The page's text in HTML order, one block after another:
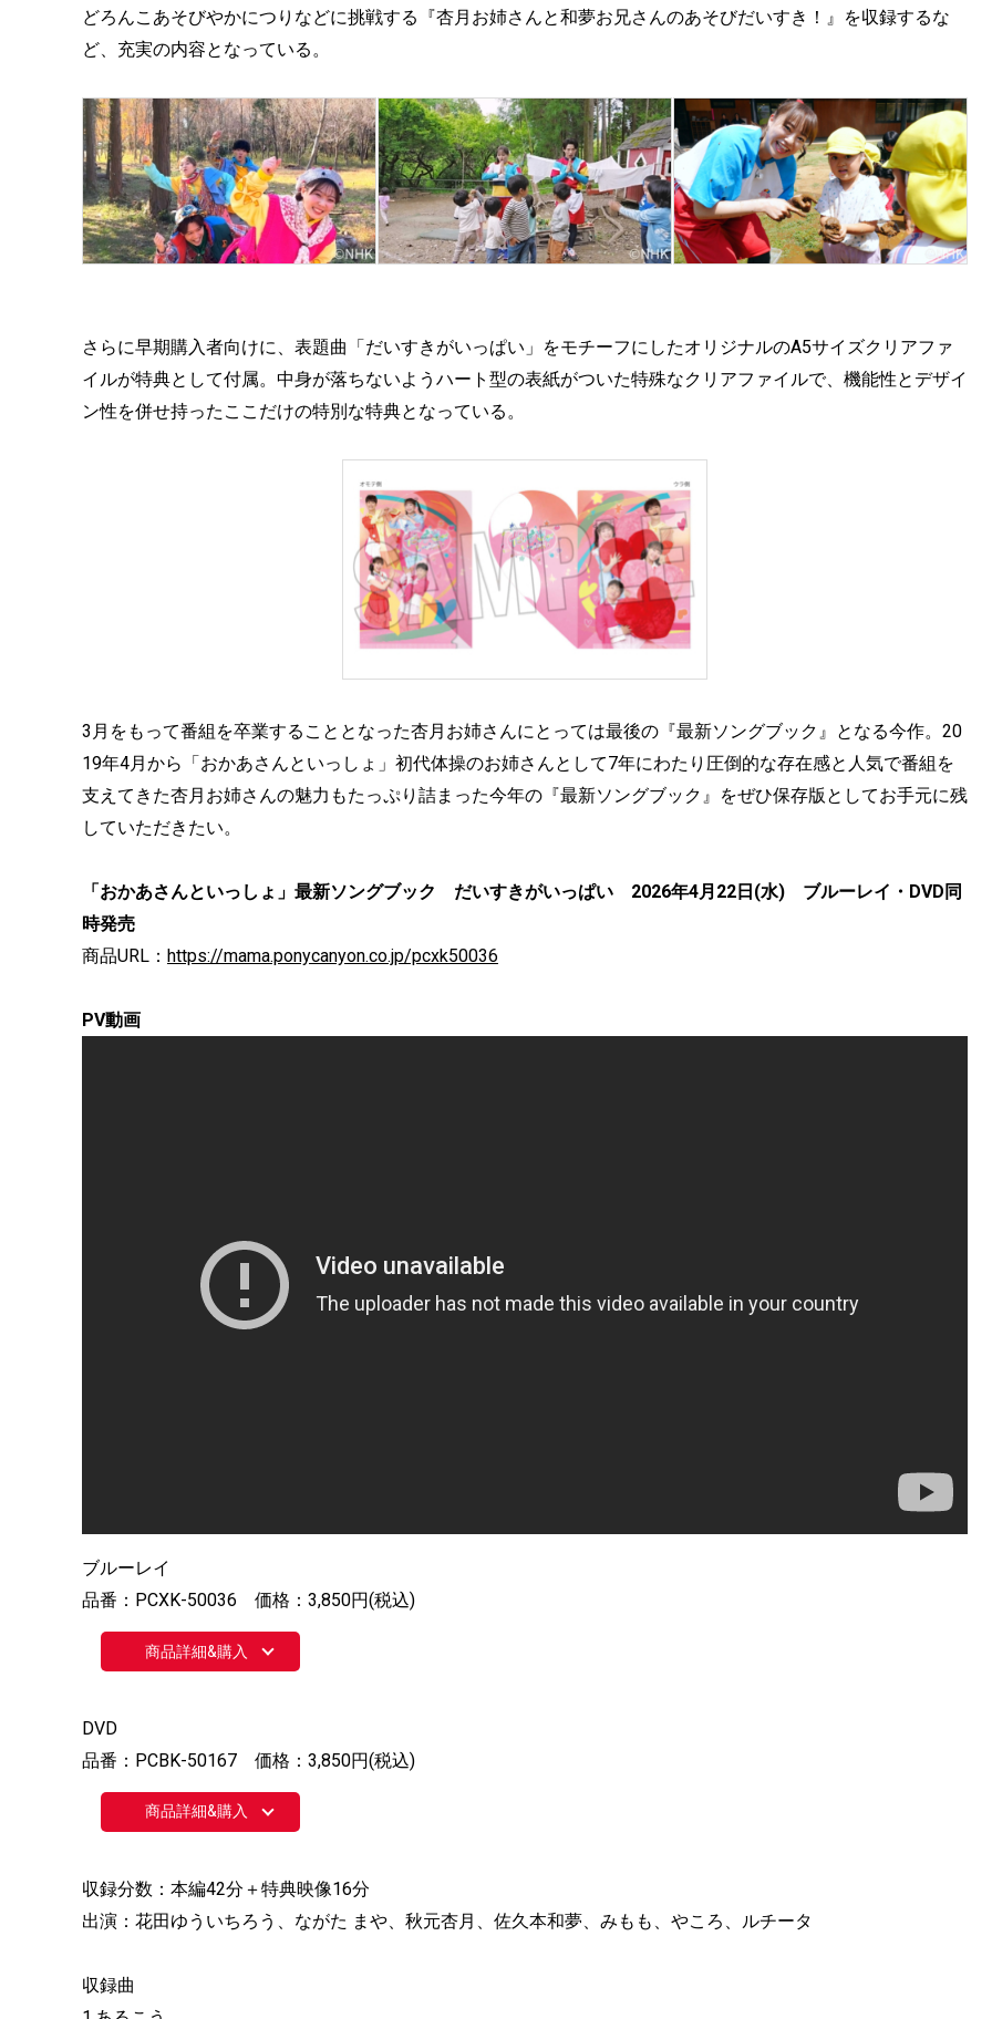
どろんこあそびやかにつりなどに挑戦する『杏月お姉さんと和夢お兄さんのあそびだいすき！』を収録するな
ど、充実の内容となっている。
さらに早期購入者向けに、表題曲「だいすきがいっぱい」をモチーフにしたオリジナルのA5サイズクリアファ
イルが特典として付属。中身が落ちないようハート型の表紙がついた特殊なクリアファイルで、機能性とデザイ
ン性を併せ持ったここだけの特別な特典となっている。
3月をもって番組を卒業することとなった杏月お姉さんにとっては最後の『最新ソングブック』となる今作。20
19年4月から「おかあさんといっしょ」初代体操のお姉さんとして7年にわたり圧倒的な存在感と人気で番組を
支えてきた杏月お姉さんの魅力もたっぷり詰まった今年の『最新ソングブック』をぜひ保存版としてお手元に残
していただきたい。
「おかあさんといっしょ」最新ソングブック だいすきがいっぱい
2026年4月22日(水) ブルーレイ・DVD同
時発売
商品URL： https://mama.ponycanyon.co.jp/pcxk50036
PV動画
ブルーレイ
品番：PCXK-50036 価格：3,850円(税込)
商品詳細&購入
DVD
品番：PCBK-50167 価格：3,850円(税込)
商品詳細&購入
収録分数：本編42分＋特典映像16分
出演：花田ゆういちろう、ながた まや、秋元杏月、佐久本和夢、みもも、やころ、ルチータ
収録曲